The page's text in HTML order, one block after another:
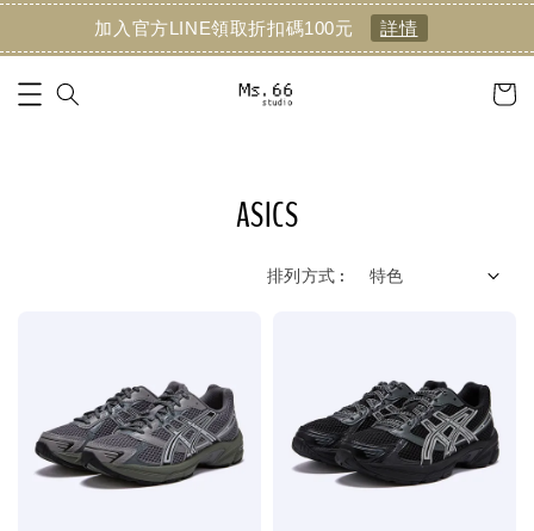
加入官方LINE領取折扣碼100元 詳情
ASICS
排列方式 :